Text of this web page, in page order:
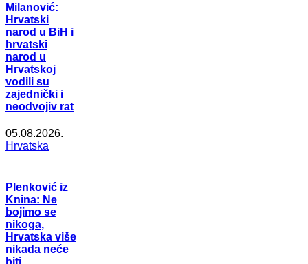
Milanović:
Hrvatski
narod u BiH i
hrvatski
narod u
Hrvatskoj
vodili su
zajednički i
neodvojiv rat
05.08.2026.
Hrvatska
Plenković iz
Knina: Ne
bojimo se
nikoga,
Hrvatska više
nikada neće
biti